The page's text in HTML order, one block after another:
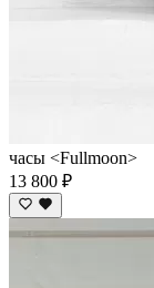
часы <Fullmoon>
13 800 ₽